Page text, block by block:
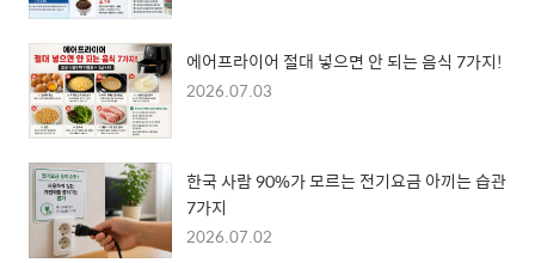
에어프라이어 절대 넣으면 안 되는 음식 7가지!
2026.07.03
한국 사람 90%가 모르는 전기요금 아끼는 습관
7가지
2026.07.02